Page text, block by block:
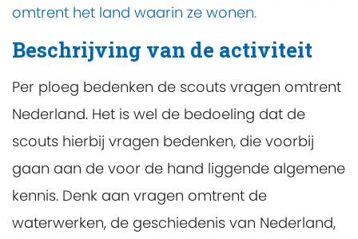
omtrent het land waarin ze wonen.
Beschrijving van de activiteit
Per ploeg bedenken de scouts vragen omtrent
Nederland. Het is wel de bedoeling dat de
scouts hierbij vragen bedenken, die voorbij
gaan aan de voor de hand liggende algemene
kennis. Denk aan vragen omtrent de
waterwerken, de geschiedenis van Nederland,